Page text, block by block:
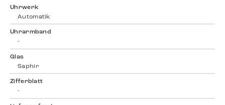
Uhrwerk
Automatik
Uhrarmband
-
Glas
Saphir
Zifferblatt
-